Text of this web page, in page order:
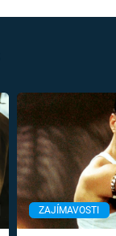
ZAJÍMAVOSTI